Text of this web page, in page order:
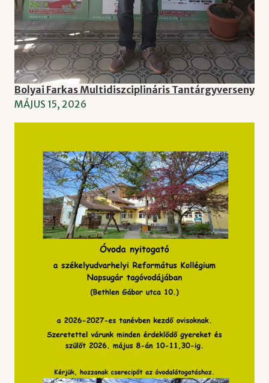
Bolyai Farkas Multidiszciplináris Tantárgyverseny
MÁJUS 15, 2026